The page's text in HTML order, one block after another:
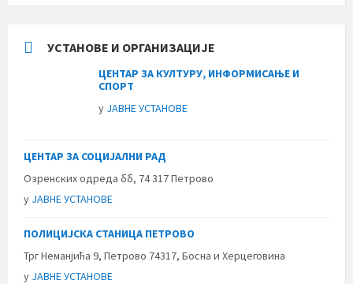
УСТАНОВЕ И ОРГАНИЗАЦИЈЕ
ЦЕНТАР ЗА КУЛТУРУ, ИНФОРМИСАЊЕ И
СПОРТ
у ЈАВНЕ УСТАНОВЕ
ЦЕНТАР ЗА СОЦИЈАЛНИ РАД
Озренских одреда бб, 74 317 Петрово
у ЈАВНЕ УСТАНОВЕ
ПОЛИЦИЈСКА СТАНИЦА ПЕТРОВО
Трг Неманјића 9, Петрово 74317, Босна и Херцеговина
у ЈАВНЕ УСТАНОВЕ